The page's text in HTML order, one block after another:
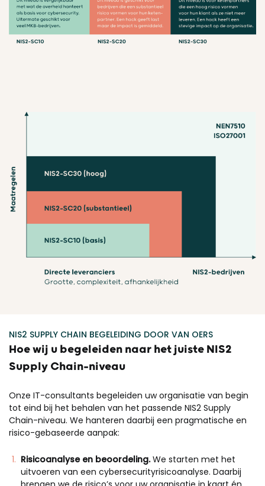
NIS2 SUPPLY CHAIN BEGELEIDING DOOR VAN OERS
Hoewij u begeleiden naar het juiste NIS2
Supply Chain–niveau
Onze IT-consultants begeleiden uw organisatie van begin
tot eind bij het behalen van het passende NIS2 Supply
Chain-niveau. We hanteren daarbij een pragmatische en
risico-gebaseerde aanpak:
Risicoanalyse en beoordeling.We starten met het
uitvoeren van een cybersecurityrisicoanalyse. Daarbij